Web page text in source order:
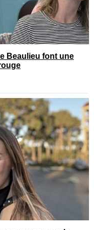
Beaulieu font une